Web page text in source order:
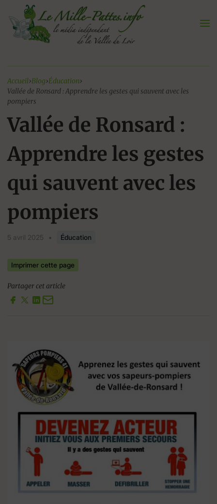
contenu
Accueil›Blog›Éducation›
Vallée de Ronsard : Apprendre les gestes qui sauvent avec les
pompiers
Vallée de Ronsard :
Apprendre les gestes
qui sauvent avec les
pompiers
5 avril 2025 • Éducation
Imprimer cette page
Partager cet article